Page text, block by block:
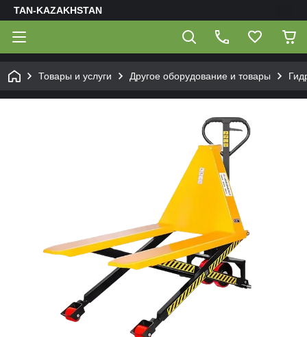
TAN-KAZAKHSTAN
Товары и услуги Другое оборудование и товары